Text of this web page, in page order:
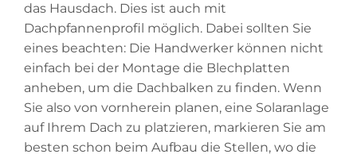
das Hausdach. Dies ist auch mit
Dachpfannenprofil möglich. Dabei sollten Sie
eines beachten: Die Handwerker können nicht
einfach bei der Montage die Blechplatten
anheben, um die Dachbalken zu finden. Wenn
Sie also von vornherein planen, eine Solaranlage
auf Ihrem Dach zu platzieren, markieren Sie am
besten schon beim Aufbau die Stellen, wo die